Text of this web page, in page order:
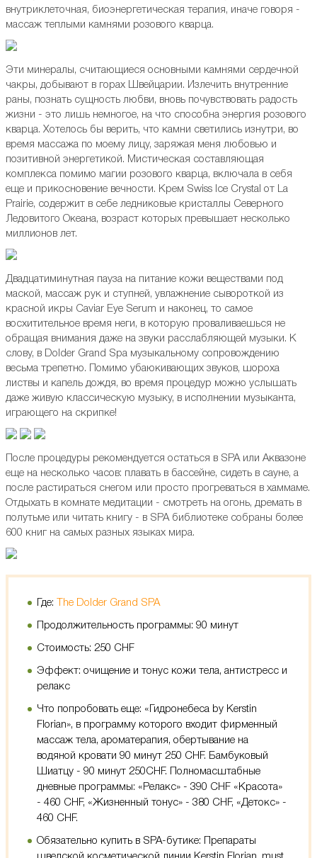
внутриклеточная, биоэнергетическая терапия, иначе говоря -
массаж теплыми камнями розового кварца.
Эти минералы, считающиеся основными камнями сердечной
чакры, добывают в горах Швейцарии. Излечить внутренние
раны, познать сущность любви, вновь почувствовать радость
жизни - это лишь немногое, на что способна энергия розового
кварца. Хотелось бы верить, что камни светились изнутри, во
время массажа по моему лицу, заряжая меня любовью и
позитивной энергетикой. Мистическая составляющая
комплекса помимо магии розового кварца, включала в себя
еще и прикосновение вечности. Крем Swiss Ice Crystal от La
Prairie, содержит в себе ледниковые кристаллы Северного
Ледовитого Океана, возраст которых превышает несколько
миллионов лет.
Двадцатиминутная пауза на питание кожи веществами под
маской, массаж рук и ступней, увлажнение сывороткой из
красной икры Caviar Eye Serum и наконец, то самое
восхитительное время неги, в которую проваливаешься не
обращая внимания даже на звуки расслабляющей музыки. К
cлову, в Dolder Grand Spa музыкальному сопровождению
весьма трепетно. Помимо убаюкивающих звуков, шороха
листвы и капель дождя, во время процедур можно услышать
даже живую классическую музыку, в исполнении музыканта,
играющего на скрипке!
После процедуры рекомендуется остаться в SPA или Аквазоне
еще на несколько часов: плавать в бассейне, сидеть в сауне, а
после растираться снегом или просто прогреваться в хаммаме.
Отдыхать в комнате медитации - смотреть на огонь, дремать в
полутьме или читать книгу - в SPA библиотеке собраны более
600 книг на самых разных языках мира.
Где: The Dolder Grand SPA
Продолжительность программы: 90 минут
Стоимость: 250 CHF
Эффект: очищение и тонус кожи тела, антистресс и
релакс
Что попробовать еще: «Гидронебеса by Kerstin
Florian», в программу которого входит фирменный
массаж тела, ароматерапия, обертывание на
водяной кровати 90 минут 250 CHF. Бамбуковый
Шиатцу - 90 минут 250CHF. Полномасштабные
дневные программы: «Релакс» - 390 CHF «Красота»
- 460 CHF, «Жизненный тонус» - 380 CHF, «Детокс» -
460 CHF.
Обязательно купить в SPA-бутике: Препараты